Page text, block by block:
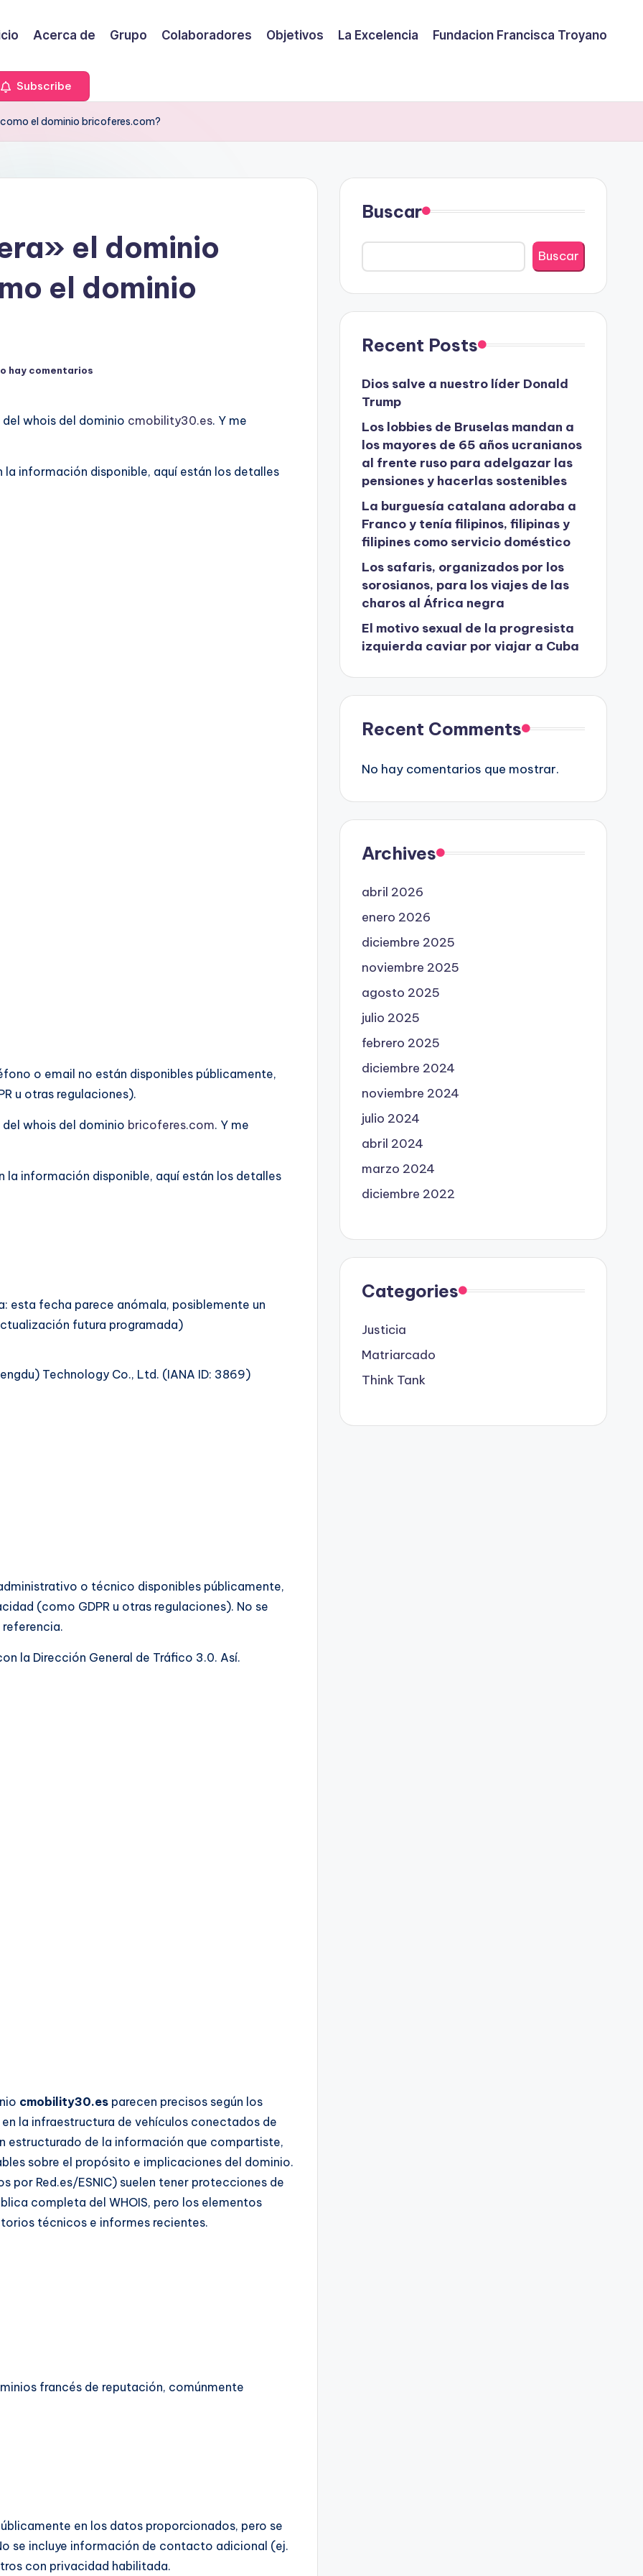
Acerca de Grupo Colaboradores Objetivos La Excelencia Fundacion Francisca Troyano
Subscribe
el dominio bricoferes.com?
el dominio
el dominio
hay comentarios
whois del dominio cmobility30.es. Y me
información disponible, aquí están los detalles
o email no están disponibles públicamente,
u otras regulaciones).
whois del dominio bricoferes.com. Y me
la información disponible, aquí están los detalles
esta fecha parece anómala, posiblemente un
futura programada)
Technology Co., Ltd. (IANA ID: 3869)
o técnico disponibles públicamente,
(como GDPR u otras regulaciones). No se
referencia.
la Dirección General de Tráfico 3.0. Así.
cmobility30.es parecen precisos según los
la infraestructura de vehículos conectados de
estructurado de la información que compartiste,
sobre el propósito e implicaciones del dominio.
por Red.es/ESNIC) suelen tener protecciones de
completa del WHOIS, pero los elementos
técnicos e informes recientes.
francés de reputación, comúnmente
en los datos proporcionados, pero se
se incluye información de contacto adicional (ej.
con privacidad habilitada.
Buscar
Buscar
Recent Posts
Dios salve a nuestro líder Donald
Trump
Los lobbies de Bruselas mandan a
los mayores de 65 años ucranianos
al frente ruso para adelgazar las
pensiones y hacerlas sostenibles
La burguesía catalana adoraba a
Franco y tenía filipinos, filipinas y
filipines como servicio doméstico
Los safaris, organizados por los
sorosianos, para los viajes de las
charos al África negra
El motivo sexual de la progresista
izquierda caviar por viajar a Cuba
Recent Comments
No hay comentarios que mostrar.
Archives
abril 2026
enero 2026
diciembre 2025
noviembre 2025
agosto 2025
julio 2025
febrero 2025
diciembre 2024
noviembre 2024
julio 2024
abril 2024
marzo 2024
diciembre 2022
Categories
Justicia
Matriarcado
Think Tank